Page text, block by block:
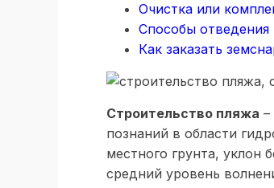
Очистка или
Способы отведения
Как заказать
Строительство пляжа
познаний в области
местного грунта, уклон
средний уровень